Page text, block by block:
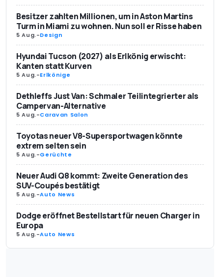
Besitzer zahlten Millionen, um in Aston Martins
Turm in Miami zu wohnen. Nun soll er Risse haben
5 Aug.-Design
Hyundai Tucson (2027) als Erlkönig erwischt:
Kanten statt Kurven
5 Aug.-Erlkönige
Dethleffs Just Van: Schmaler Teilintegrierter als
Campervan-Alternative
5 Aug.-Caravan Salon
Toyotas neuer V8-Supersportwagen könnte
extrem selten sein
5 Aug.-Gerüchte
Neuer Audi Q8 kommt: Zweite Generation des
SUV-Coupés bestätigt
5 Aug.-Auto News
Dodge eröffnet Bestellstart für neuen Charger in
Europa
5 Aug.-Auto News